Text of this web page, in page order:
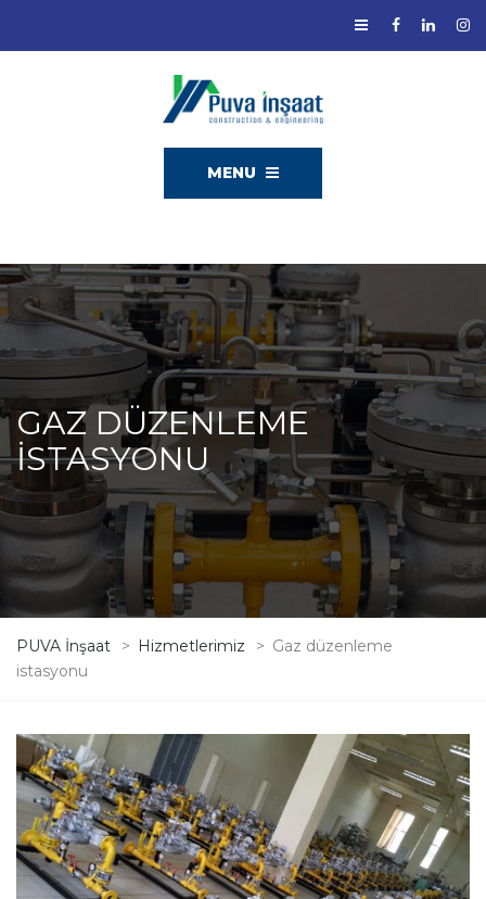
MENU
GAZ DÜZENLEME
ISTASYONU
PUVA İnşaat > Hizmetlerimiz > Gaz düzenleme
istasyonu